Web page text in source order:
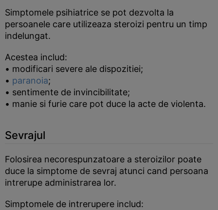
Simptomele psihiatrice se pot dezvolta la
persoanele care utilizeaza steroizi pentru un timp
indelungat.
Acestea includ:
• modificari severe ale dispozitiei;
• paranoia;
• sentimente de invincibilitate;
• manie si furie care pot duce la acte de violenta.
Sevrajul
Folosirea necorespunzatoare a steroizilor poate
duce la simptome de sevraj atunci cand persoana
intrerupe administrarea lor.
Simptomele de intrerupere includ: